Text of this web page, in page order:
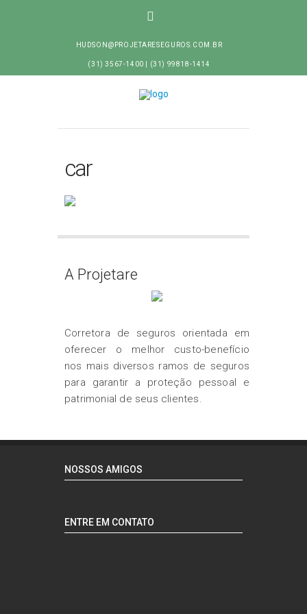
HUDSON@PROJETARESEGUROS.COM.BR
(31) 3567-1400 | (31) 99818-1414
car
A Projetare
Corretora de seguros orientada em
oferecer o melhor custo-benefício
nos mais diversos ramos de seguros
para garantir a proteção pessoal e
patrimonial de seus clientes.
NOSSOS AMIGOS
ENTRE EM CONTATO